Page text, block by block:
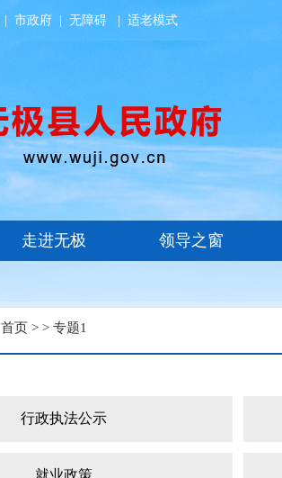
市政府 无障碍 适老模式
首页 > > 专题1
行政执法公示
就业政策